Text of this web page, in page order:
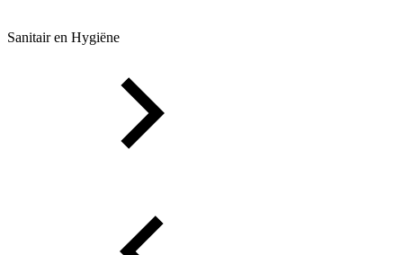
Sanitair en Hygiëne